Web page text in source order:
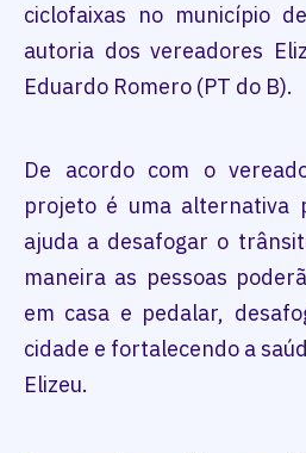
ciclofaixas no município
autoria dos vereadores
Eduardo Romero (PT do B).
De acordo com o
projeto é uma alternativa
ajuda a desafogar o
maneira as pessoas
em casa e pedalar,
cidade e fortalecendo a
Elizeu.